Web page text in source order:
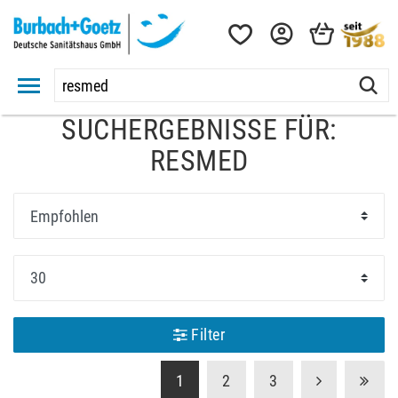
SUCHERGEBNISSE FÜR:
RESMED
Filter
1 2 3